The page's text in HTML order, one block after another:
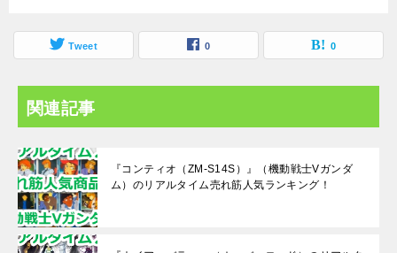
Tweet 0 0
関連記事
『コンティオ（ZM-S14S）』（機動戦士Vガンダ
ム）のリアルタイム売れ筋人気ランキング！